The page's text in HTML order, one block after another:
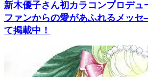
新木優子さん初カラコンプロデュ
ファンからの愛があふれるメッ
て掲載中！